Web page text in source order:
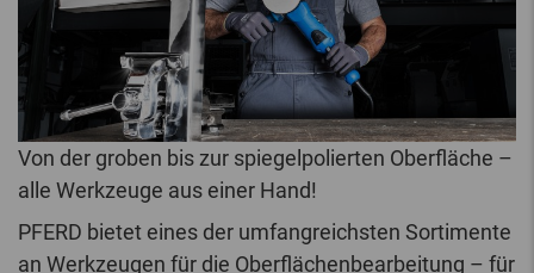
Von der groben bis zur spiegelpolierten Oberfläche –
alle Werkzeuge aus einer Hand!
PFERD bietet eines der umfangreichsten Sortimente
an Werkzeugen für die Oberflächenbearbeitung – für